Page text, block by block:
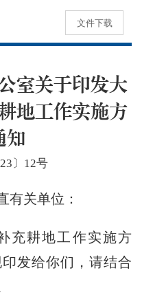
文件下载
室关于印发大
地工作实施方
知
〕12号
有关单位：
耕地工作实施方
发给你们，请结合